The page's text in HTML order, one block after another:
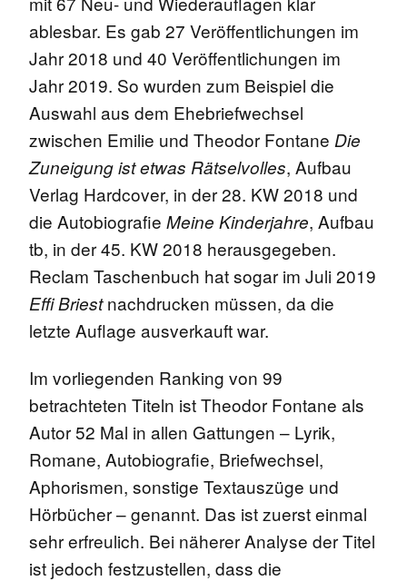
ablesbar. Es gab 27 Veröffentlichungen im
Jahr 2018 und 40 Veröffentlichungen im
Jahr 2019. So wurden zum Beispiel die
Auswahl aus dem Ehebriefwechsel
zwischen Emilie und Theodor Fontane Die
Zuneigung ist etwas Rätselvolles, Aufbau
Verlag Hardcover, in der 28. KW 2018 und
die Autobiografie Meine Kinderjahre, Aufbau
tb, in der 45. KW 2018 herausgegeben.
Reclam Taschenbuch hat sogar im Juli 2019
Effi Briestnachdrucken müssen, da die
letzte Auflage ausverkauft war.
Im vorliegenden Ranking von 99
betrachteten Titeln ist Theodor Fontane als
Autor 52 Mal in allen Gattungen – Lyrik,
Romane, Autobiografie, Briefwechsel,
Aphorismen, sonstige Textauszüge und
Hörbücher – genannt. Das ist zuerst einmal
sehr erfreulich. Bei näherer Analyse der Titel
ist jedoch festzustellen, dass die